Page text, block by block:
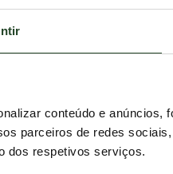
conteúdo e anúncios,
parceiros de redes
dos respetivos serviços.
sociais